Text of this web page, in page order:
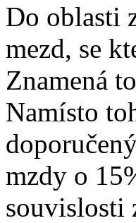
Do oblasti
mezd, se
Znamená
Namísto
mzdy o
souvislosti